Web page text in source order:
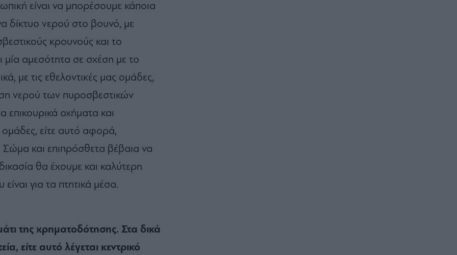
είναι να μπορέσουμε κάποια
δίκτυο νερού στο βουνό, με
κρουνούς και το
μία αμεσότητα σε σχέση με το
με τις εθελοντικές μας ομάδες,
νερού των πυροσβεστικών
οχήματα και
ομάδες, είτε αυτό αφορά,
και επιπρόσθετα βέβαια να
θα έχουμε και καλύτερη
για τα πτητικά μέσα.
της χρηματοδότησης. Στα δικά
είτε αυτό λέγεται κεντρικό